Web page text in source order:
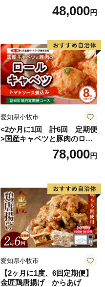
48,000円
愛知県小牧市
<2か月に1回 計6回 定期便
>国産キャベツと豚肉のロー
ルキャベツ（4P入り）
78,000円
愛知県小牧市
【2ヶ月に1度、6回定期便】
金匠鶏唐揚げ からあげ